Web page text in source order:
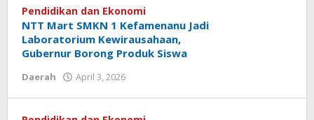
Pendidikan dan Ekonomi
NTT Mart SMKN 1 Kefamenanu Jadi
Laboratorium Kewirausahaan,
Gubernur Borong Produk Siswa
Daerah April 3, 2026
Tu@mes